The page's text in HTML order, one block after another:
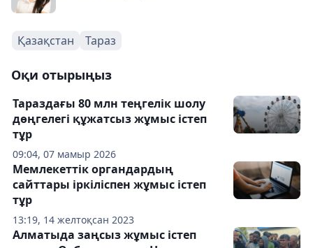
Қазақстан Тараз
Оқи отырыңыз
09:04, 07 мамыр 2026
Тараздағы 80 млн теңгелік шолу
дөңгелегі құжатсыз жұмыс істеп
тұр
13:19, 14 желтоқсан 2023
Мемлекеттік органдардың
сайттары іркіліспен жұмыс істеп
тұр
Алматыда заңсыз жұмыс істеп